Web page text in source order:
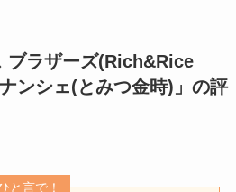
ブラザーズ(Rich&Rice
ンシェ(とみつ金時)」 の評
と言で！